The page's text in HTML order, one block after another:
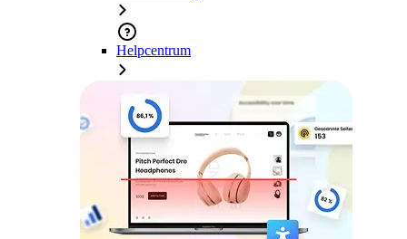
Helpcentrum